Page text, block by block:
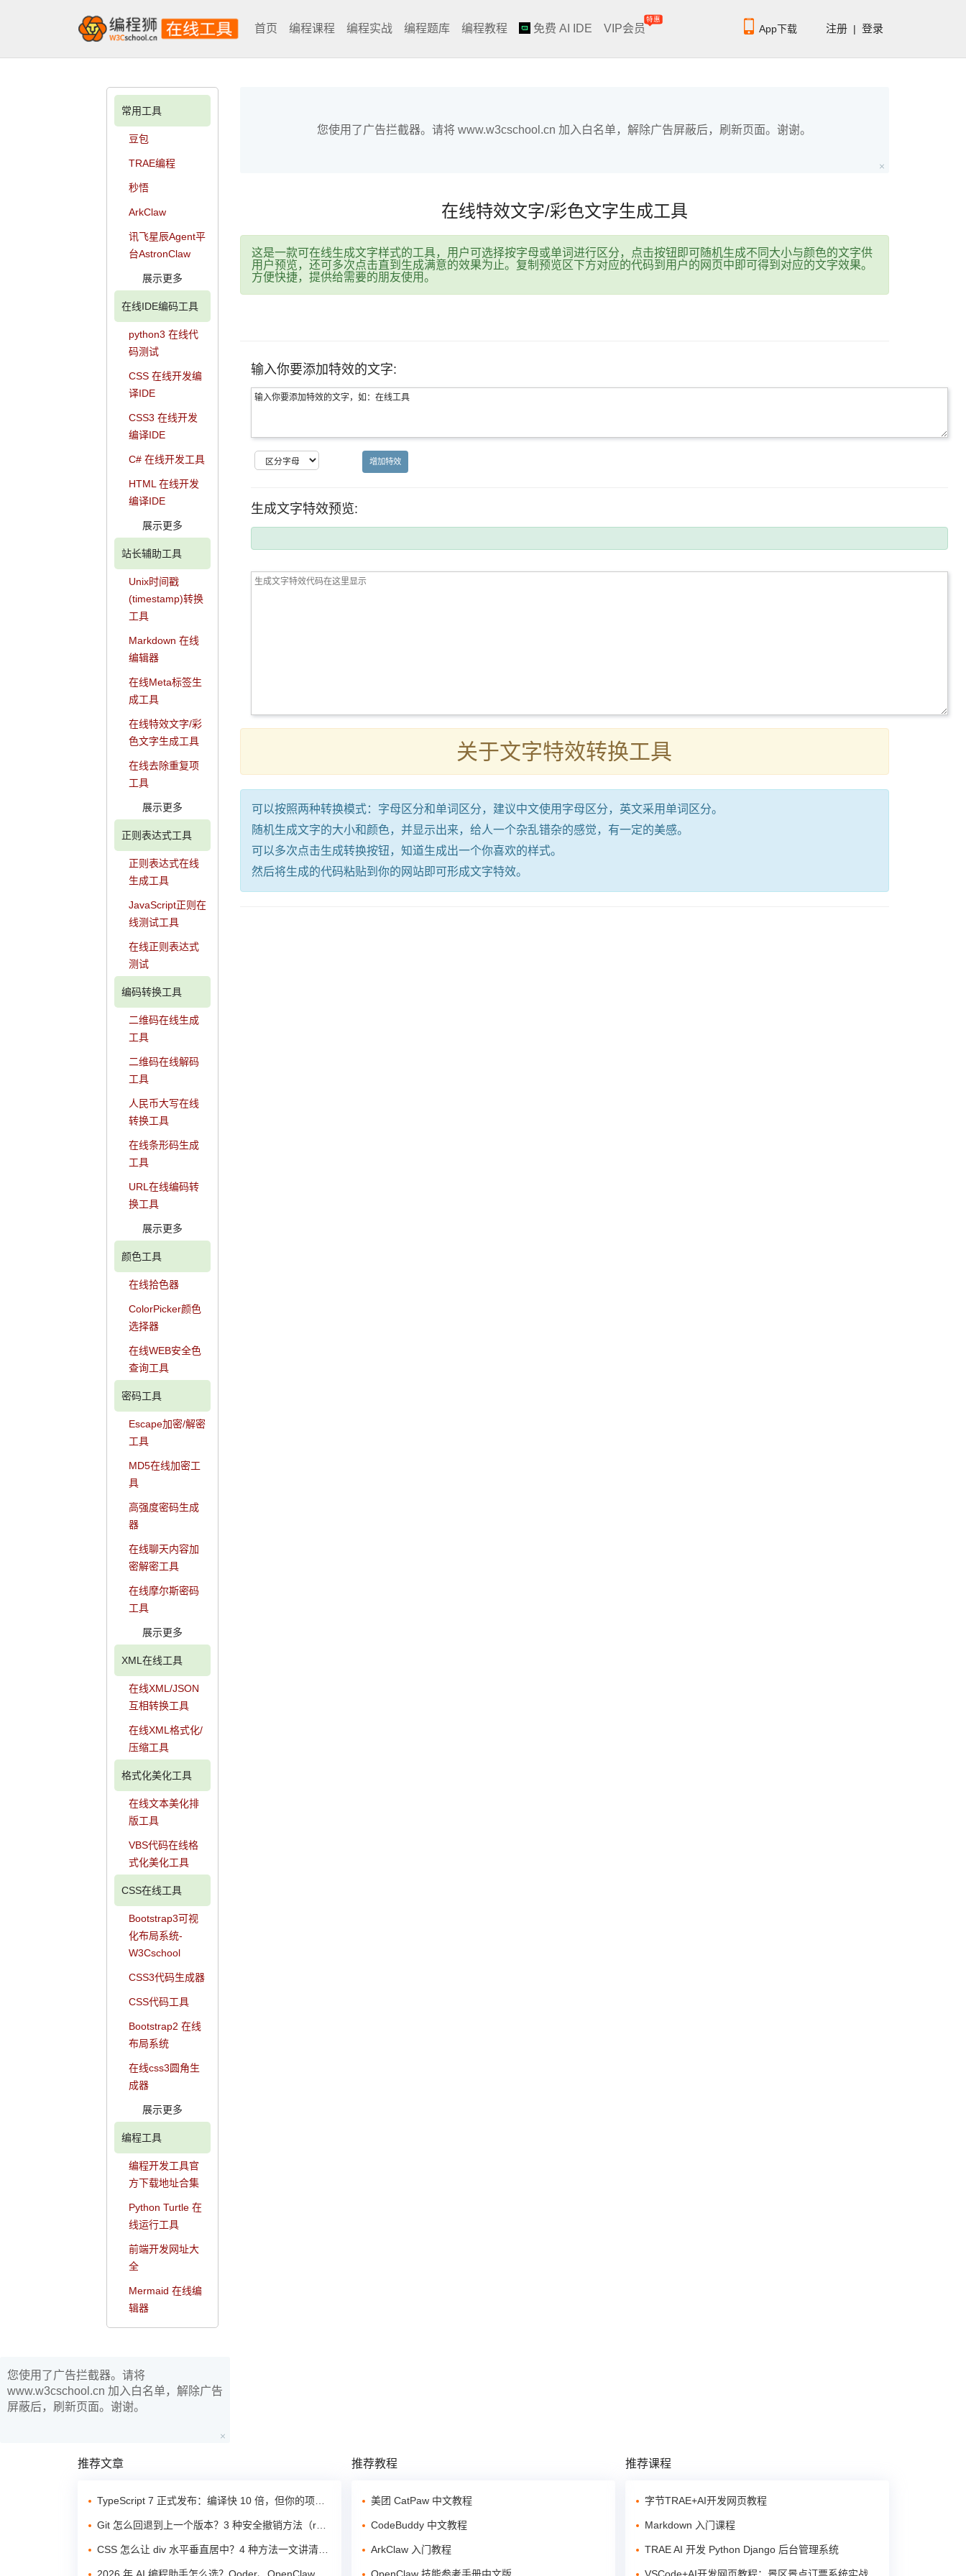
首页 编程课程 编程实战 编程题库 编程教程 免费 AI IDE VIP会员
特惠
App下载 注册 | 登录
常用工具
豆包
TRAE编程
秒悟
ArkClaw
讯飞星辰Agent平
台AstronClaw
展示更多
在线IDE编码工具
python3 在线代
码测试
CSS 在线开发编
译IDE
CSS3 在线开发
编译IDE
C# 在线开发工具
HTML 在线开发
编译IDE
展示更多
站长辅助工具
Unix时间戳
(timestamp)转换
工具
Markdown 在线
编辑器
在线Meta标签生
成工具
在线特效文字/彩
色文字生成工具
在线去除重复项
工具
展示更多
正则表达式工具
正则表达式在线
生成工具
JavaScript正则在
线测试工具
在线正则表达式
测试
编码转换工具
二维码在线生成
工具
二维码在线解码
工具
人民币大写在线
转换工具
在线条形码生成
工具
URL在线编码转
换工具
展示更多
颜色工具
在线拾色器
ColorPicker颜色
选择器
在线WEB安全色
查询工具
密码工具
Escape加密/解密
工具
MD5在线加密工
具
高强度密码生成
器
在线聊天内容加
密解密工具
在线摩尔斯密码
工具
展示更多
XML在线工具
在线XML/JSON
互相转换工具
在线XML格式化/
压缩工具
格式化美化工具
在线文本美化排
版工具
VBS代码在线格
式化美化工具
CSS在线工具
Bootstrap3可视
化布局系统-
W3Cschool
CSS3代码生成器
CSS代码工具
Bootstrap2 在线
布局系统
在线css3圆角生
成器
展示更多
编程工具
编程开发工具官
方下载地址合集
Python Turtle 在
线运行工具
前端开发网址大
全
Mermaid 在线编
辑器
您使用了广告拦截器。请将 www.w3cschool.cn 加入白名单，解除广告屏蔽后，刷新页面。谢谢。
在线特效文字/彩色文字生成工具
这是一款可在线生成文字样式的工具，用户可选择按字母或单词进行区分，点击按钮即可随机生成不同大小与颜色的文字供
用户预览，还可多次点击直到生成满意的效果为止。复制预览区下方对应的代码到用户的网页中即可得到对应的文字效果。
方便快捷，提供给需要的朋友使用。
输入你要添加特效的文字:
增加特效
生成文字特效预览:
关于文字特效转换工具
可以按照两种转换模式：字母区分和单词区分，建议中文使用字母区分，英文采用单词区分。
随机生成文字的大小和颜色，并显示出来，给人一个杂乱错杂的感觉，有一定的美感。
可以多次点击生成转换按钮，知道生成出一个你喜欢的样式。
然后将生成的代码粘贴到你的网站即可形成文字特效。
您使用了广告拦截器。请将
www.w3cschool.cn 加入白名单，解除广告
屏蔽后，刷新页面。谢谢。
推荐文章
TypeScript 7 正式发布：编译快 10 倍，但你的项目现在该升吗？
Git 怎么回退到上一个版本？3 种安全撤销方法（reset/revert/checkout）
CSS 怎么让 div 水平垂直居中？4 种方法一文讲清（Flex/Grid/定位）
推荐教程
美团 CatPaw 中文教程
CodeBuddy 中文教程
ArkClaw 入门教程
推荐课程
字节TRAE+AI开发网页教程
Markdown 入门课程
TRAE AI 开发 Python Django 后台管理系统